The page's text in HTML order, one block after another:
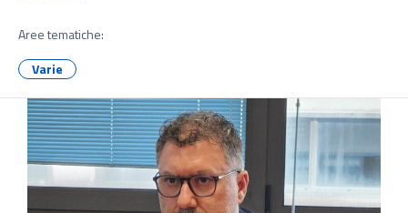
Aree tematiche:
Varie